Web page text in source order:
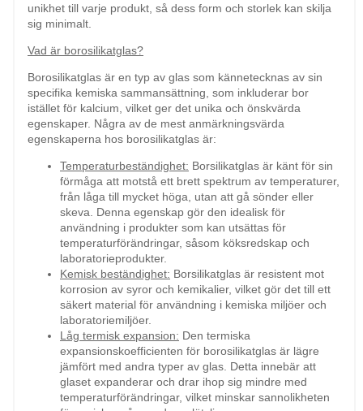
unikhet till varje produkt, så dess form och storlek kan skilja
sig minimalt.
Vad är borosilikatglas?
Borosilikatglas är en typ av glas som kännetecknas av sin
specifika kemiska sammansättning, som inkluderar bor
istället för kalcium, vilket ger det unika och önskvärda
egenskaper. Några av de mest anmärkningsvärda
egenskaperna hos borosilikatglas är:
Temperaturbeständighet: Borsilikatglas är känt för sin
förmåga att motstå ett brett spektrum av temperaturer,
från låga till mycket höga, utan att gå sönder eller
skeva. Denna egenskap gör den idealisk för
användning i produkter som kan utsättas för
temperaturförändringar, såsom köksredskap och
laboratorieprodukter.
Kemisk beständighet: Borsilikatglas är resistent mot
korrosion av syror och kemikalier, vilket gör det till ett
säkert material för användning i kemiska miljöer och
laboratoriemiljöer.
Låg termisk expansion: Den termiska
expansionskoefficienten för borosilikatglas är lägre
jämfört med andra typer av glas. Detta innebär att
glaset expanderar och drar ihop sig mindre med
temperaturförändringar, vilket minskar sannolikheten